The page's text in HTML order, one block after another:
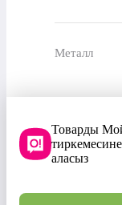
Металл
Товарды
аласыз